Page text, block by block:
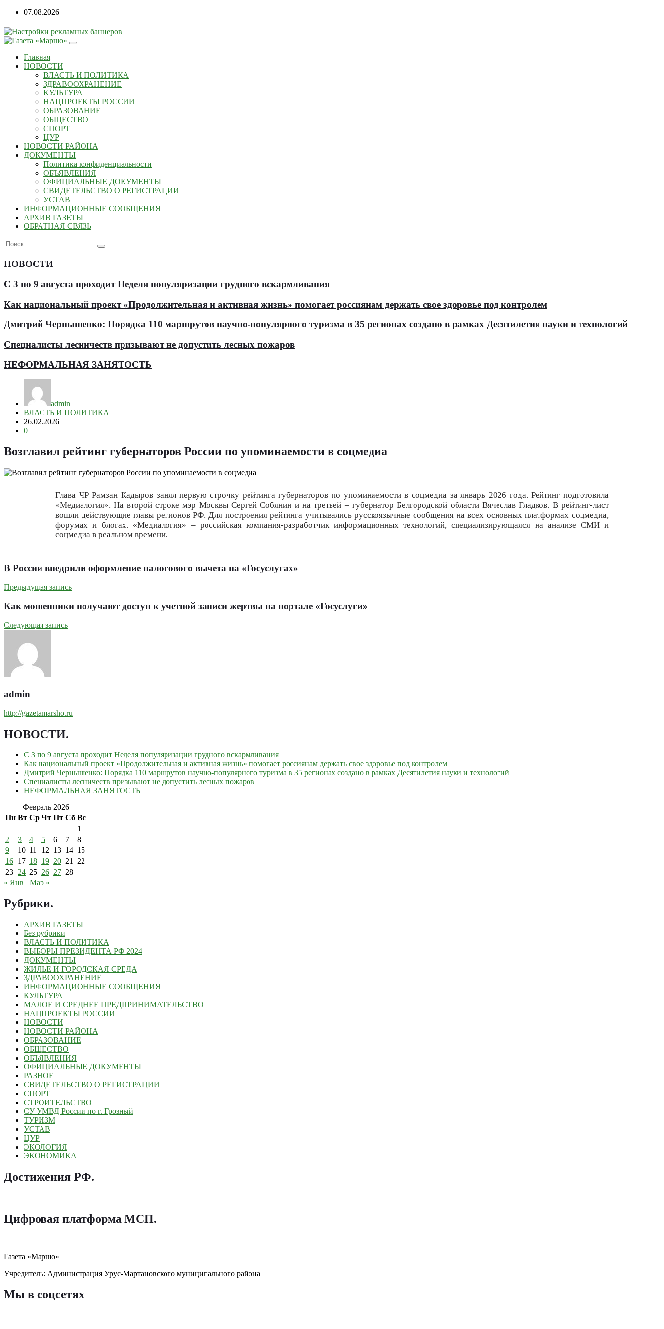
07.08.2026
Главная
НОВОСТИ
ВЛАСТЬ И ПОЛИТИКА
ЗДРАВООХРАНЕНИЕ
КУЛЬТУРА
НАЦПРОЕКТЫ РОССИИ
ОБРАЗОВАНИЕ
ОБЩЕСТВО
СПОРТ
ЦУР
НОВОСТИ РАЙОНА
ДОКУМЕНТЫ
Политика конфиденциальности
ОБЪЯВЛЕНИЯ
ОФИЦИАЛЬНЫЕ ДОКУМЕНТЫ
СВИДЕТЕЛЬСТВО О РЕГИСТРАЦИИ
УСТАВ
ИНФОРМАЦИОННЫЕ СООБЩЕНИЯ
АРХИВ ГАЗЕТЫ
ОБРАТНАЯ СВЯЗЬ
НОВОСТИ
С 3 по 9 августа проходит Неделя популяризации грудного вскармливания
Как национальный проект «Продолжительная и активная жизнь» помогает россиянам держать свое здоровье под контролем
Дмитрий Чернышенко: Порядка 110 маршрутов научно-популярного туризма в 35 регионах создано в рамках Десятилетия науки и технологий
Специалисты лесничеств призывают не допустить лесных пожаров
НЕФОРМАЛЬНАЯ ЗАНЯТОСТЬ
admin
ВЛАСТЬ И ПОЛИТИКА
26.02.2026
0
Возглавил рейтинг губернаторов России по упоминаемости в соцмедиа
Глава ЧР Рамзан Кадыров занял первую строчку рейтинга губернаторов по упоминаемости в соцмедиа за январь 2026 года. Рейтинг подготовила
«Медиалогия». На второй строке мэр Москвы Сергей Собянин и на третьей – губернатор Белгородской области Вячеслав Гладков. В рейтинг-лист
вошли действующие главы регионов РФ. Для построения рейтинга учитывались русскоязычные сообщения на всех основных платформах соцмедиа,
форумах и блогах. «Медиалогия» – российская компания-разработчик информационных технологий, специализирующаяся на анализе СМИ и
соцмедиа в реальном времени.
В России внедрили оформление налогового вычета на «Госуслугах»
Предыдущая запись
Как мошенники получают доступ к учетной записи жертвы на портале «Госуслуги»
Следующая запись
admin
http://gazetamarsho.ru
НОВОСТИ.
С 3 по 9 августа проходит Неделя популяризации грудного вскармливания
Как национальный проект «Продолжительная и активная жизнь» помогает россиянам держать свое здоровье под контролем
Дмитрий Чернышенко: Порядка 110 маршрутов научно-популярного туризма в 35 регионах создано в рамках Десятилетия науки и технологий
Специалисты лесничеств призывают не допустить лесных пожаров
НЕФОРМАЛЬНАЯ ЗАНЯТОСТЬ
Февраль 2026
Пн Вт Ср Чт Пт Сб Вс
1
2
3 4 5 6 7
8
9
10 11 12 13 14 15
16 17 18 19 20 21 22
23 24 25 26 27 28
« Янв
Мар »
Рубрики.
АРХИВ ГАЗЕТЫ
Без рубрики
ВЛАСТЬ И ПОЛИТИКА
ВЫБОРЫ ПРЕЗИДЕНТА РФ 2024
ДОКУМЕНТЫ
ЖИЛЬЕ И ГОРОДСКАЯ СРЕДА
ЗДРАВООХРАНЕНИЕ
ИНФОРМАЦИОННЫЕ СООБЩЕНИЯ
КУЛЬТУРА
МАЛОЕ И СРЕДНЕЕ ПРЕДПРИНИМАТЕЛЬСТВО
НАЦПРОЕКТЫ РОССИИ
НОВОСТИ
НОВОСТИ РАЙОНА
ОБРАЗОВАНИЕ
ОБЩЕСТВО
ОБЪЯВЛЕНИЯ
ОФИЦИАЛЬНЫЕ ДОКУМЕНТЫ
РАЗНОЕ
СВИДЕТЕЛЬСТВО О РЕГИСТРАЦИИ
СПОРТ
СТРОИТЕЛЬСТВО
СУ УМВД России по г. Грозный
ТУРИЗМ
УСТАВ
ЦУР
ЭКОЛОГИЯ
ЭКОНОМИКА
Достижения РФ.
Цифровая платформа МСП.
Газета «Маршо»
Учредитель: Администрация Урус-Мартановского муниципального района
Мы в соцсетях